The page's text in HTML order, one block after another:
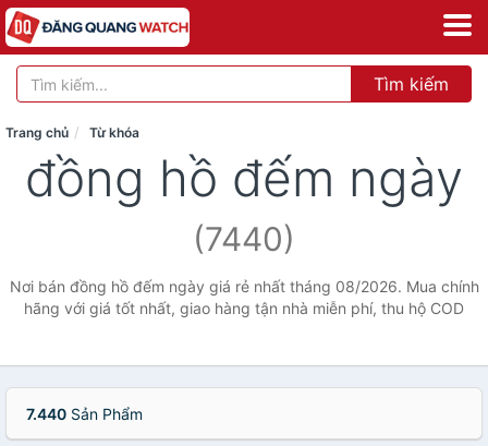
Tìm kiếm
Trang chủ Từ khóa
đồng hồ đếm ngày
(7440)
Nơi bán đồng hồ đếm ngày giá rẻ nhất tháng 08/2026. Mua chính
hãng với giá tốt nhất, giao hàng tận nhà miễn phí, thu hộ COD
7.440 Sản Phẩm